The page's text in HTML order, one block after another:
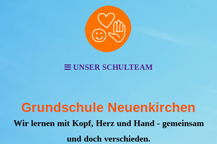
UNSER SCHULTEAM
Grundschule Neuenkirchen
Wir lernen mit Kopf, Herz und Hand - gemeinsam
und doch verschieden.